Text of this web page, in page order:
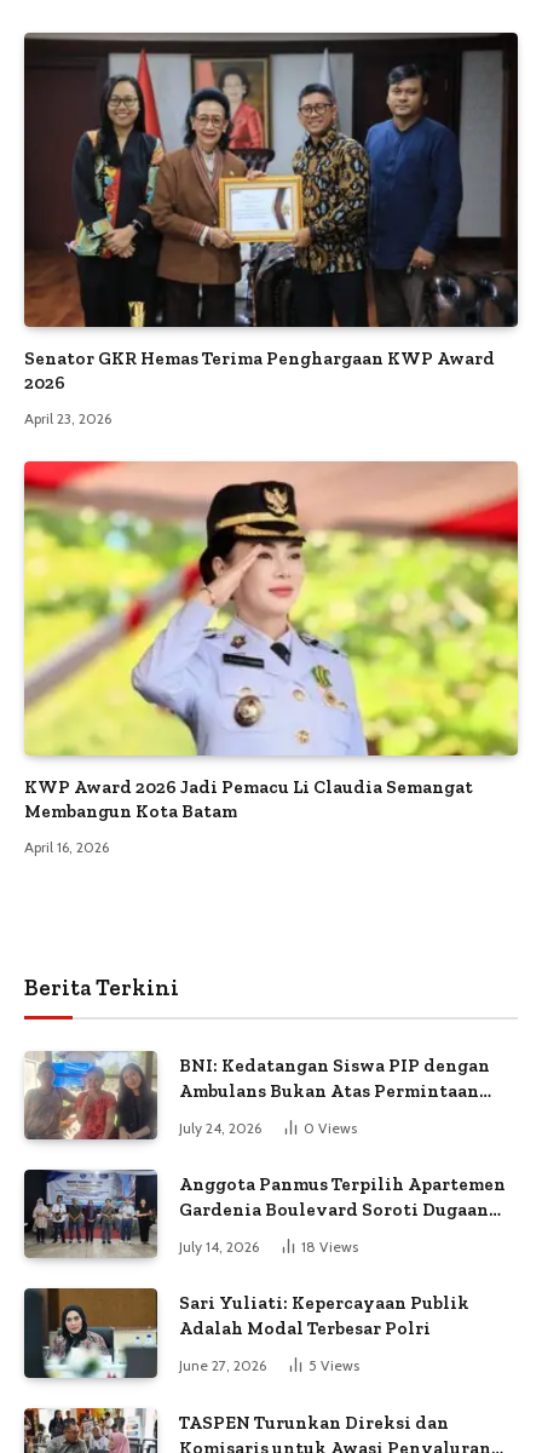
Senator GKR Hemas Terima Penghargaan KWP Award
2026
April 23, 2026
KWP Award 2026 Jadi Pemacu Li Claudia Semangat
Membangun Kota Batam
April 16, 2026
Berita Terkini
BNI: Kedatangan Siswa PIP dengan
Ambulans Bukan Atas Permintaan
July 24, 2026 0 Views
Anggota Panmus Terpilih Apartemen
Gardenia Boulevard Soroti Dugaan
Kejanggalan Voting
July 14, 2026 18 Views
Sari Yuliati: Kepercayaan Publik
Adalah Modal Terbesar Polri
June 27, 2026 5 Views
TASPEN Turunkan Direksi dan
Komisaris untuk Awasi Penyaluran